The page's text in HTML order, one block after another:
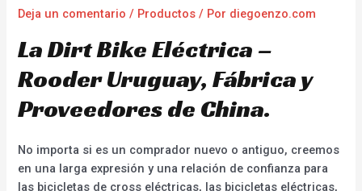
Deja un comentario / Productos / Por diegoenzo.com
La Dirt Bike Eléctrica –
Rooder Uruguay, Fábrica y
Proveedores de China.
No importa si es un comprador nuevo o antiguo, creemos
en una larga expresión y una relación de confianza para
las bicicletas de cross eléctricas, las bicicletas eléctricas,